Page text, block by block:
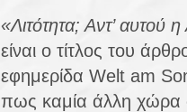
«Λιτότητα; Αντ’ αυτού
είναι ο τίτλος του
εφημερίδα Welt am
πως καμία άλλη